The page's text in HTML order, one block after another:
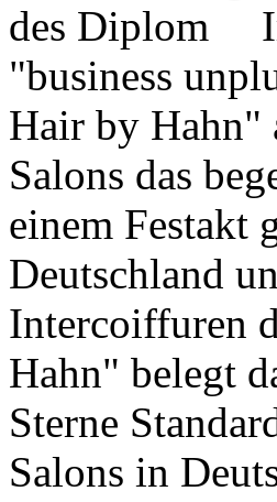
"business
Hair by Hahn"
Salons das
einem Festakt
Deutschland
Intercoiffuren
Hahn" belegt
Sterne
Salons in